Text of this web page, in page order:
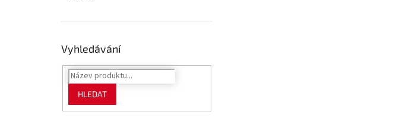
Vyhledávání
HLEDAT